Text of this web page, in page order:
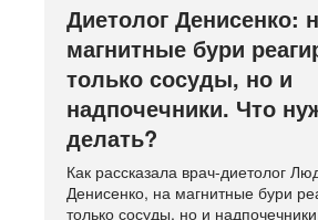
Диетолог Денисенко:
магнитные бури
только сосуды, но и
надпочечники. Что
делать?
Как рассказала врач-диетолог
Денисенко, на магнитные бури
только сосуды, но и